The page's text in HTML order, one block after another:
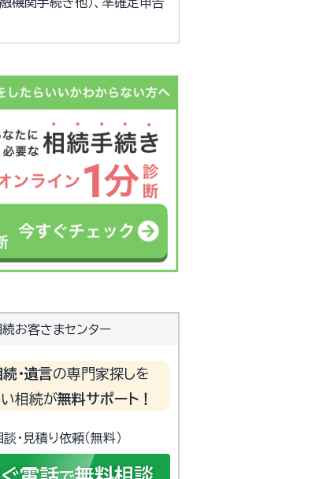
お客さまセンター
・遺言の専門家探しを
相続が無料サポート！
・見積り依頼（無料）